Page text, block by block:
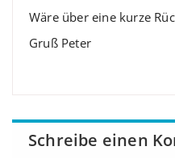
Wäre über eine kurze
Gruß Peter
Schreibe einen